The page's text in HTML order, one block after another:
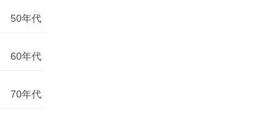
50年代
60年代
70年代